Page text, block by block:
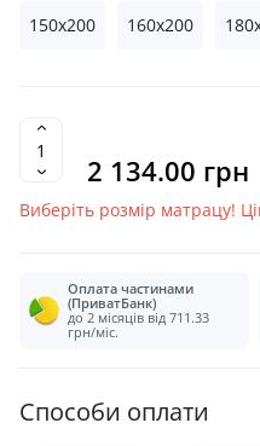
150x200 160x200
2 134.00 грн
Виберіть розмір матрацу!
Оплата частинами
(ПриватБанк)
до 2 місяців від 711.33
грн/міс.
Cпособи оплати